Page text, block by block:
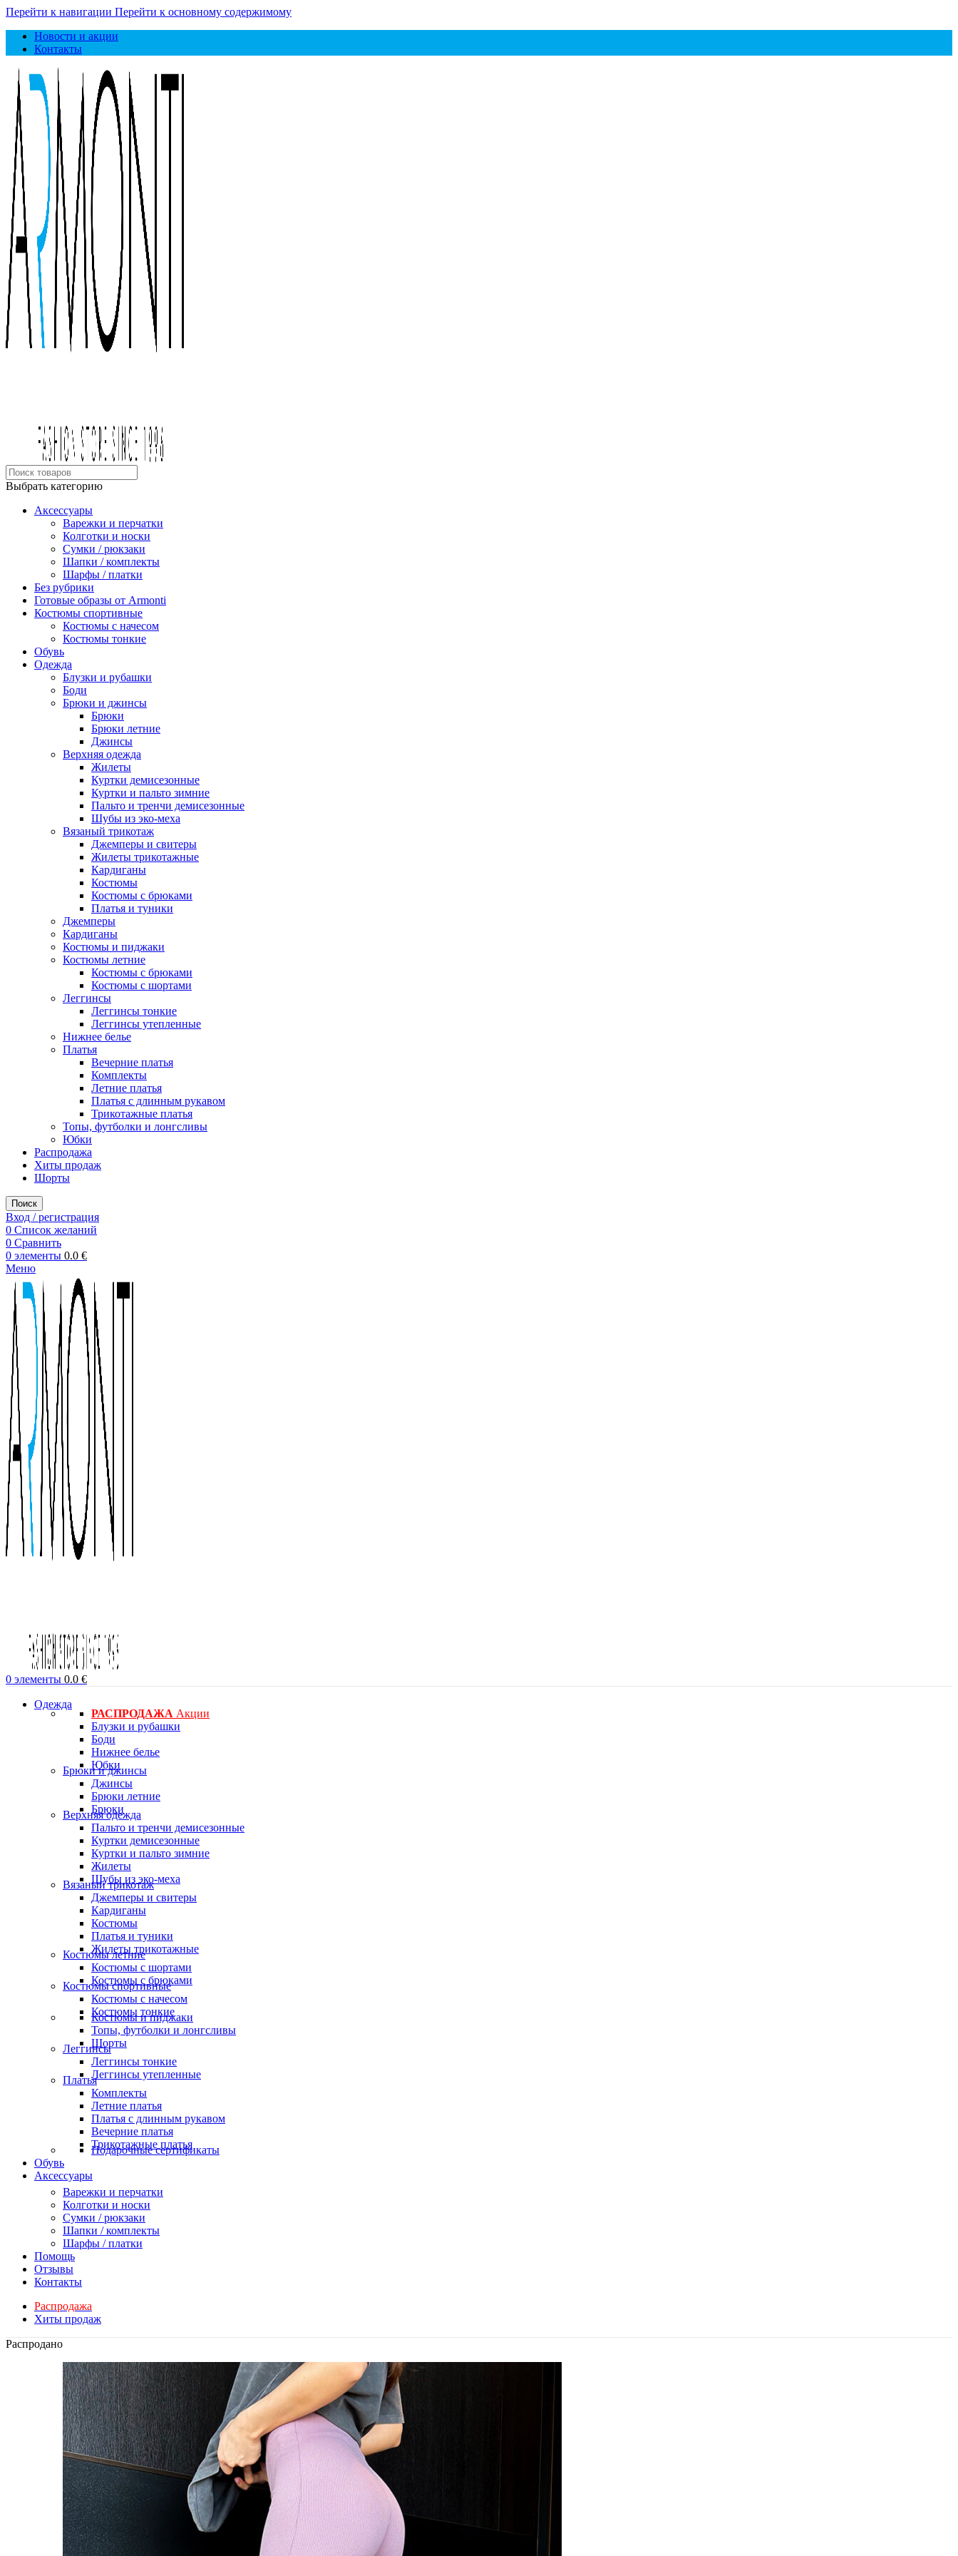
Перейти к навигации Перейти к основному содержимому
Новости и акции
Контакты
Выбрать категорию
Аксессуары
Варежки и перчатки
Колготки и носки
Сумки / рюкзаки
Шапки / комплекты
Шарфы / платки
Без рубрики
Готовые образы от Armonti
Костюмы спортивные
Костюмы с начесом
Костюмы тонкие
Обувь
Одежда
Блузки и рубашки
Боди
Брюки и джинсы
Брюки
Брюки летние
Джинсы
Верхняя одежда
Жилеты
Куртки демисезонные
Куртки и пальто зимние
Пальто и тренчи демисезонные
Шубы из эко-меха
Вязаный трикотаж
Джемперы и свитеры
Жилеты трикотажные
Кардиганы
Костюмы
Костюмы с брюками
Платья и туники
Джемперы
Кардиганы
Костюмы и пиджаки
Костюмы летние
Костюмы с брюками
Костюмы с шортами
Леггинсы
Леггинсы тонкие
Леггинсы утепленные
Нижнее белье
Платья
Вечерние платья
Комплекты
Летние платья
Платья с длинным рукавом
Трикотажные платья
Топы, футболки и лонгсливы
Юбки
Распродажа
Хиты продаж
Шорты
Поиск
Вход / регистрация
0 Список желаний
0 Сравнить
0 элементы 0.0 €
Меню
0 элементы 0.0 €
Одежда
РАСПРОДАЖА Акции
Блузки и рубашки
Боди
Нижнее белье
Юбки
Брюки и джинсы
Джинсы
Брюки летние
Брюки
Верхняя одежда
Пальто и тренчи демисезонные
Куртки демисезонные
Куртки и пальто зимние
Жилеты
Шубы из эко-меха
Вязаный трикотаж
Джемперы и свитеры
Кардиганы
Костюмы
Платья и туники
Жилеты трикотажные
Костюмы летние
Костюмы с шортами
Костюмы с брюками
Костюмы спортивные
Костюмы с начесом
Костюмы тонкие
Костюмы и пиджаки
Топы, футболки и лонгсливы
Шорты
Леггинсы
Леггинсы тонкие
Леггинсы утепленные
Платья
Комплекты
Летние платья
Платья с длинным рукавом
Вечерние платья
Трикотажные платья
Подарочные сертификаты
Обувь
Аксессуары
Варежки и перчатки
Колготки и носки
Сумки / рюкзаки
Шапки / комплекты
Шарфы / платки
Помощь
Отзывы
Контакты
Распродажа
Хиты продаж
Распродано